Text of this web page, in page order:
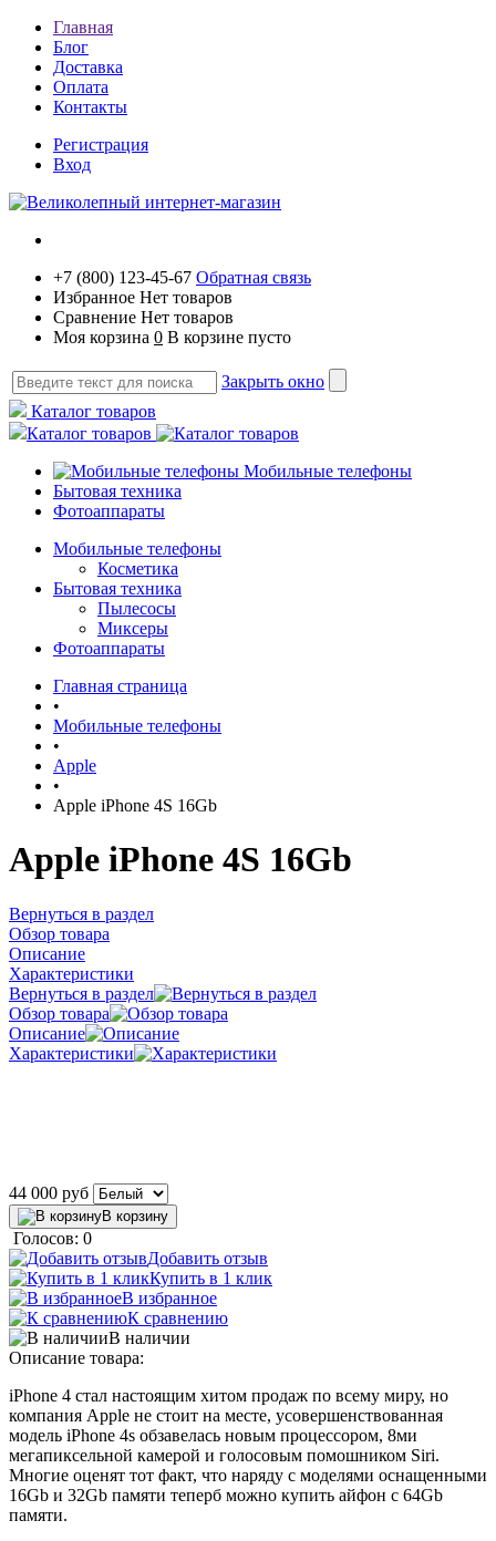
Главная
Блог
Доставка
Оплата
Контакты
Регистрация
Вход
+7 (800) 123-45-67 Обратная связь
Избранное Нет товаров
Сравнение Нет товаров
Моя корзина 0 В корзине пусто
Закрыть окно
Каталог товаров
Каталог товаров
Мобильные телефоны
Бытовая техника
Фотоаппараты
Мобильные телефоны
Косметика
Бытовая техника
Пылесосы
Миксеры
Фотоаппараты
Главная страница
•
Мобильные телефоны
•
Apple
•
Apple iPhone 4S 16Gb
Apple iPhone 4S 16Gb
Вернуться в раздел
Обзор товара
Описание
Характеристики
Вернуться в раздел
Обзор товара
Описание
Характеристики
44 000 руб
В корзину
Голосов: 0
Добавить отзыв
Купить в 1 клик
В избранное
К сравнению
В наличии
Описание товара:
iPhone 4 стал настоящим хитом продаж по всему миру, но
компания Apple не стоит на месте, усовершенствованная
модель iPhone 4s обзавелась новым процессором, 8ми
мегапиксельной камерой и голосовым помошником Siri.
Многие оценят тот факт, что наряду с моделями оснащенными
16Gb и 32Gb памяти теперб можно купить айфон с 64Gb
памяти.